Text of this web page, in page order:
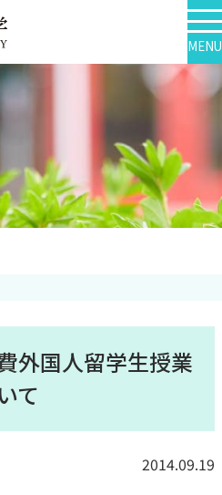
MENU
外国人留学生授業
て
2014.09.19